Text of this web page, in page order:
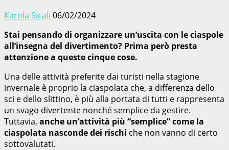
Karola Sicali 06/02/2024
Stai pensando di organizzare un’uscita con le ciaspole
all’insegna del divertimento? Prima però presta
attenzione a queste cinque cose.
Una delle attività preferite dai turisti nella stagione
invernale è proprio la ciaspolata che, a differenza dello
sci e dello slittino, è più alla portata di tutti e rappresenta
un svago divertente nonché semplice da gestire.
Tuttavia, anche un’attività più “semplice” come la
ciaspolata nasconde dei rischi che non vanno di certo
sottovalutati.